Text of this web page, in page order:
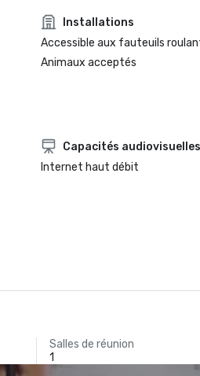
Installations
Accessible aux fauteuils
Animaux acceptés
Capacités audiovisuelles
Internet haut débit
Salles de réunion
1